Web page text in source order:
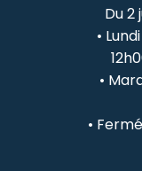
Du 2
•
•
•